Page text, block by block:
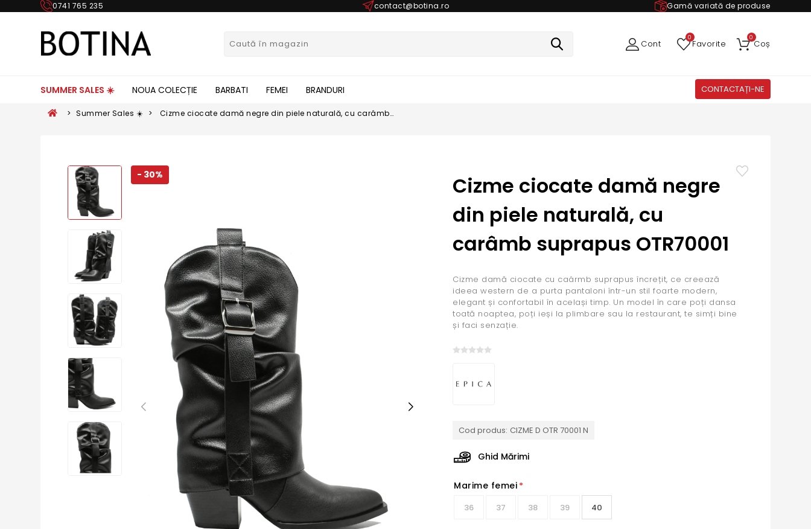
0741 765 235 contact@botina.ro Gamă variată de produse
Cont Favorite
0
Coș
0
SUMMER SALES ☀️ NOUA COLECȚIE BARBATI FEMEI BRANDURI CONTACTAȚI-NE
> Summer Sales ☀️ >
Cizme ciocate damă negre din piele naturală, cu carâmb
- 30%
Cizme ciocate damă negre
din piele naturală, cu
carâmb suprapus OTR70001
Cizme damă ciocate cu caârmb suprapus încrețit, ce creează
ideea western de a purta pantaloni într-un stil foarte modern,
elegant și confortabil în același timp. Un model în care poți dansa
toată noaptea, poți ieși la plimbare sau la restaurant, te simți bine
și faci senzație.
Cod produs: CIZME D OTR 70001 N
Ghid Mărimi
Marime femei *
36 37 38 39 40